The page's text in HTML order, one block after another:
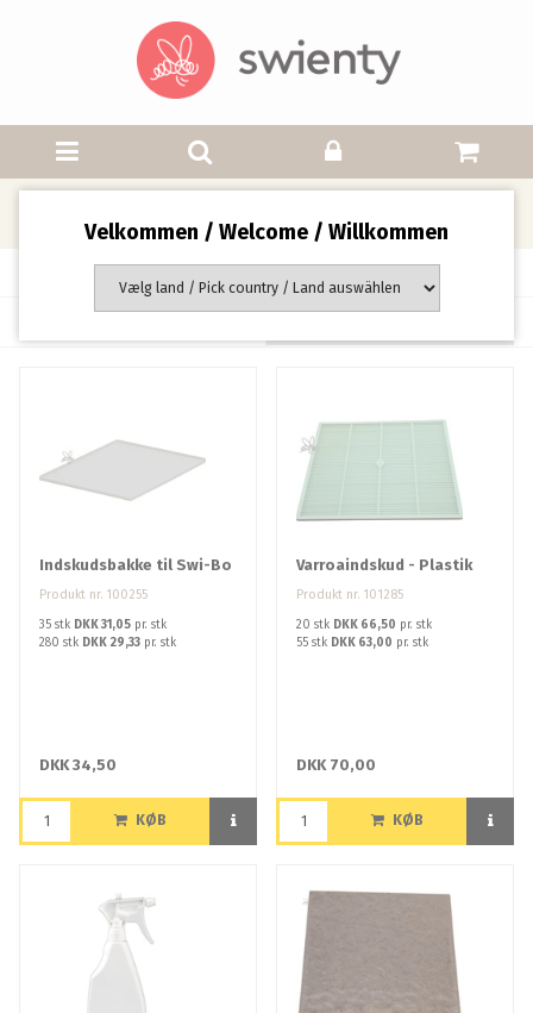
Velkommen / Welcome / Willkommen
Indskudsbakke til Swi-Bo
Produkt nr. 100255
35 stk DKK 31,05 pr. stk
280 stk DKK 29,33 pr. stk
DKK 34,50
KØB
Varroaindskud - Plastik
Produkt nr. 101285
20 stk DKK 66,50 pr. stk
55 stk DKK 63,00 pr. stk
DKK 70,00
KØB